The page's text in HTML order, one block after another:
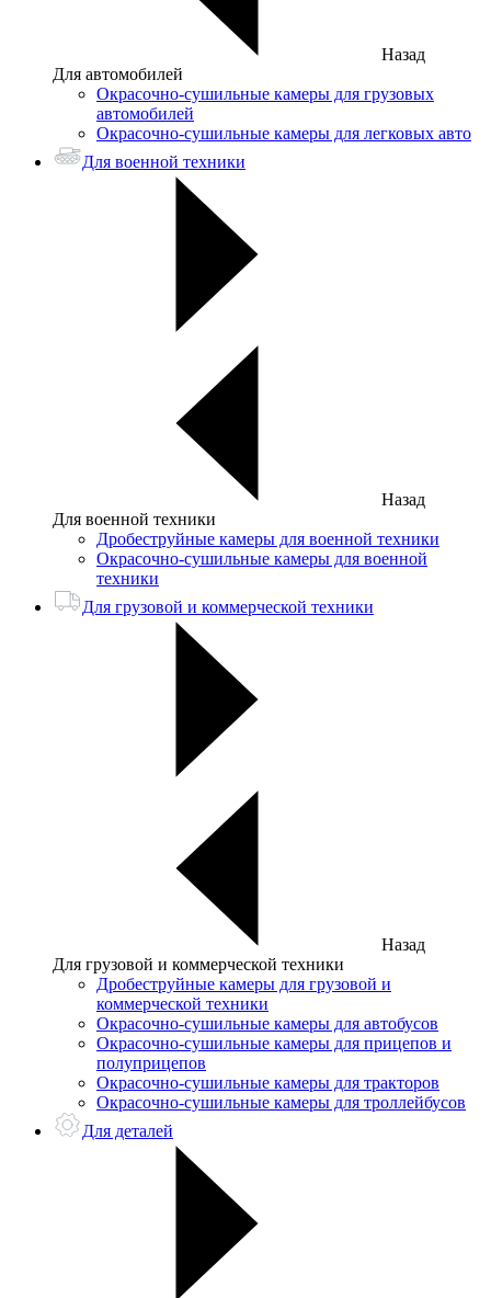
Назад
Для автомобилей
Окрасочно-сушильные камеры для грузовых
автомобилей
Окрасочно-сушильные камеры для легковых авто
Для военной техники
Назад
Для военной техники
Дробеструйные камеры для военной техники
Окрасочно-сушильные камеры для военной
техники
Для грузовой и коммерческой техники
Назад
Для грузовой и коммерческой техники
Дробеструйные камеры для грузовой и
коммерческой техники
Окрасочно-сушильные камеры для автобусов
Окрасочно-сушильные камеры для прицепов и
полуприцепов
Окрасочно-сушильные камеры для тракторов
Окрасочно-сушильные камеры для троллейбусов
Для деталей